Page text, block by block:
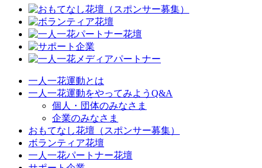
一人一花運動とは
一人一花運動をやってみようQ&A
個人・団体のみなさま
企業のみなさま
おもてなし花壇（スポンサー募集）
ボランティア花壇
一人一花パートナー花壇